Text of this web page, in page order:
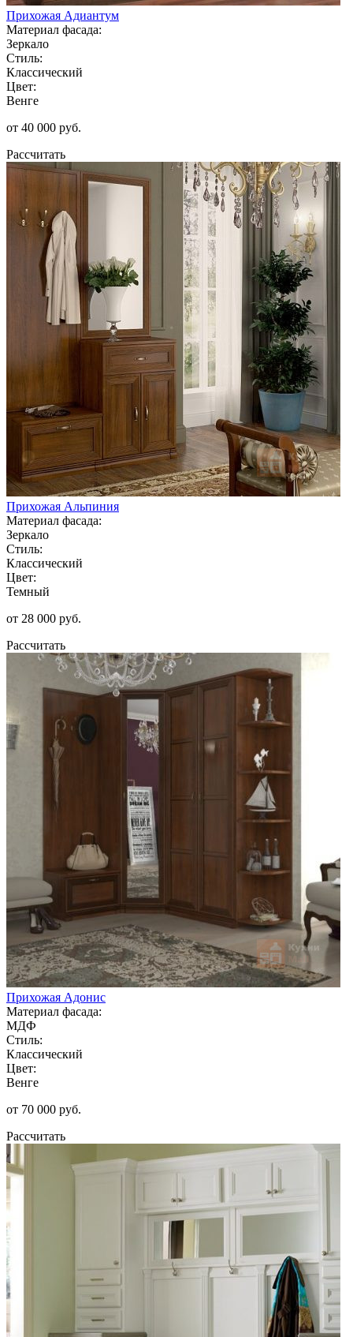
Прихожая Адиантум
Материал фасада:
Зеркало
Стиль:
Классический
Цвет:
Венге
от 40 000 руб.
Рассчитать
Прихожая Альпиния
Материал фасада:
Зеркало
Стиль:
Классический
Цвет:
Темный
от 28 000 руб.
Рассчитать
Прихожая Адонис
Материал фасада:
МДФ
Стиль:
Классический
Цвет:
Венге
от 70 000 руб.
Рассчитать